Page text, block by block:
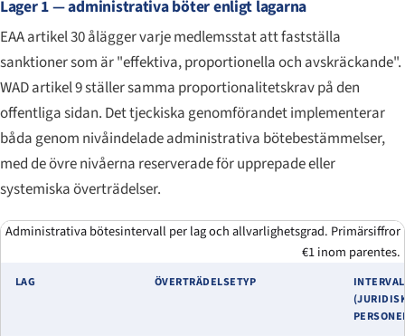
Lager 1 — administrativa böter enligt lagarna
EAA artikel 30 ålägger varje medlemsstat att fastställa
sanktioner som är "effektiva, proportionella och avskräckande".
WAD artikel 9 ställer samma proportionalitetskrav på den
offentliga sidan. Det tjeckiska genomförandet implementerar
båda genom nivåindelade administrativa bötebestämmelser,
med de övre nivåerna reserverade för upprepade eller
systemiska överträdelser.
Administrativa bötesintervall per lag och allvarlighetsgrad. Primärsiffror i
€1 inom parentes.
LAG ÖVERTRÄDELSETYP